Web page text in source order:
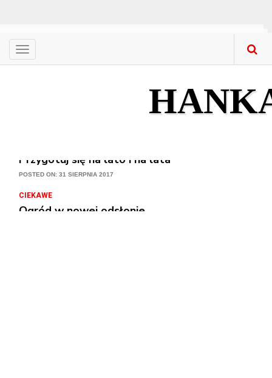
Menu
CIEKAWE
POSTED ON: 31 SIERPNIA 2017